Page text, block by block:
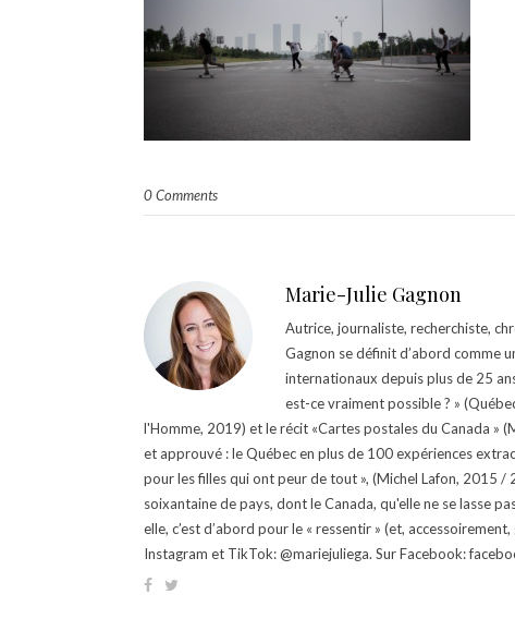
0 Comments
Marie-Julie Gagnon
Autrice, journaliste, recherchiste,
Gagnon se définit d’abord comme
internationaux depuis plus de 25
est-ce vraiment possible ? »
l'Homme, 2019) et le récit «Cartes postales du Canada »
et approuvé : le Québec en plus de 100 expériences
pour les filles qui ont peur de tout », (Michel Lafon, 2015
soixantaine de pays, dont le Canada, qu'elle ne se lasse
elle, c’est d’abord pour le « ressentir » (et,
Instagram et TikTok: @mariejuliega. Sur Facebook: